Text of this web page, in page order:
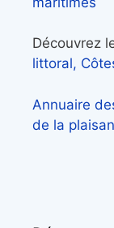
Découvrez
littoral,
Annuaire
de la